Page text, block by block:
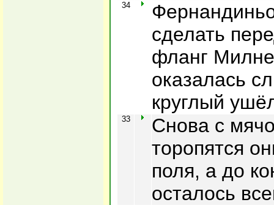
34
сделать
фланг
оказалась
круглый
33
Снова с
торопятся
поля, а до
осталось